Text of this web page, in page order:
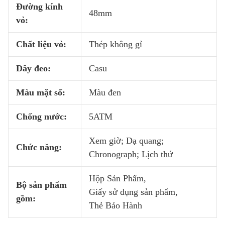
Đường kính
vỏ:
48mm
Chất liệu vỏ: Thép không gỉ
Dây đeo: Casu
Màu mặt số: Màu đen
Chống nước: 5ATM
Chức năng:
Xem giờ; Dạ quang;
Chronograph; Lịch thứ
Bộ sản phẩm
gồm:
Hộp Sản Phẩm,
Giấy sử dụng sản phẩm,
Thẻ Bảo Hành